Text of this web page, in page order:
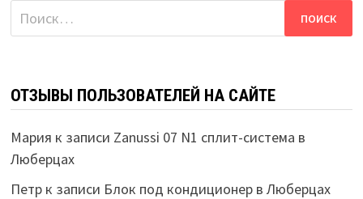
Найти:
ОТЗЫВЫ ПОЛЬЗОВАТЕЛЕЙ НА САЙТЕ
Мария к записи Zanussi 07 N1 сплит-система в
Люберцах
Петрк записи Блок под кондиционер в Люберцах